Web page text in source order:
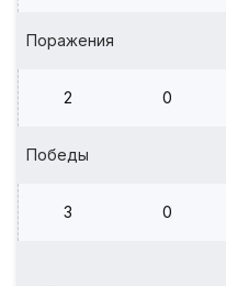
Поражения
2 0
Победы
3 0